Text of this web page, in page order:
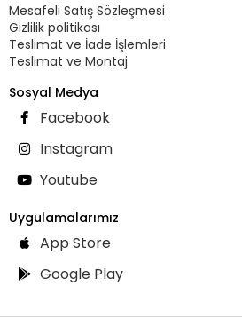
Mesafeli Satış Sözleşmesi
Gizlilik politikası
Teslimat ve İade İşlemleri
Teslimat ve Montaj
Sosyal Medya
Facebook
Instagram
Youtube
Uygulamalarımız
App Store
Google Play